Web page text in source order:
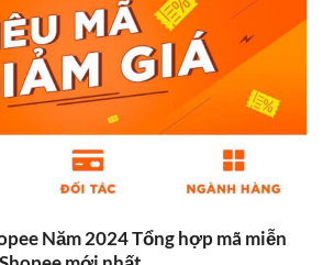
Năm 2024 Tổng hợp mã miễn